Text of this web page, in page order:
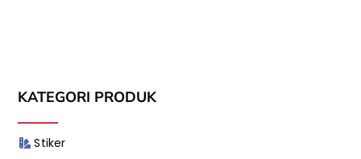
KATEGORI PRODUK
Stiker